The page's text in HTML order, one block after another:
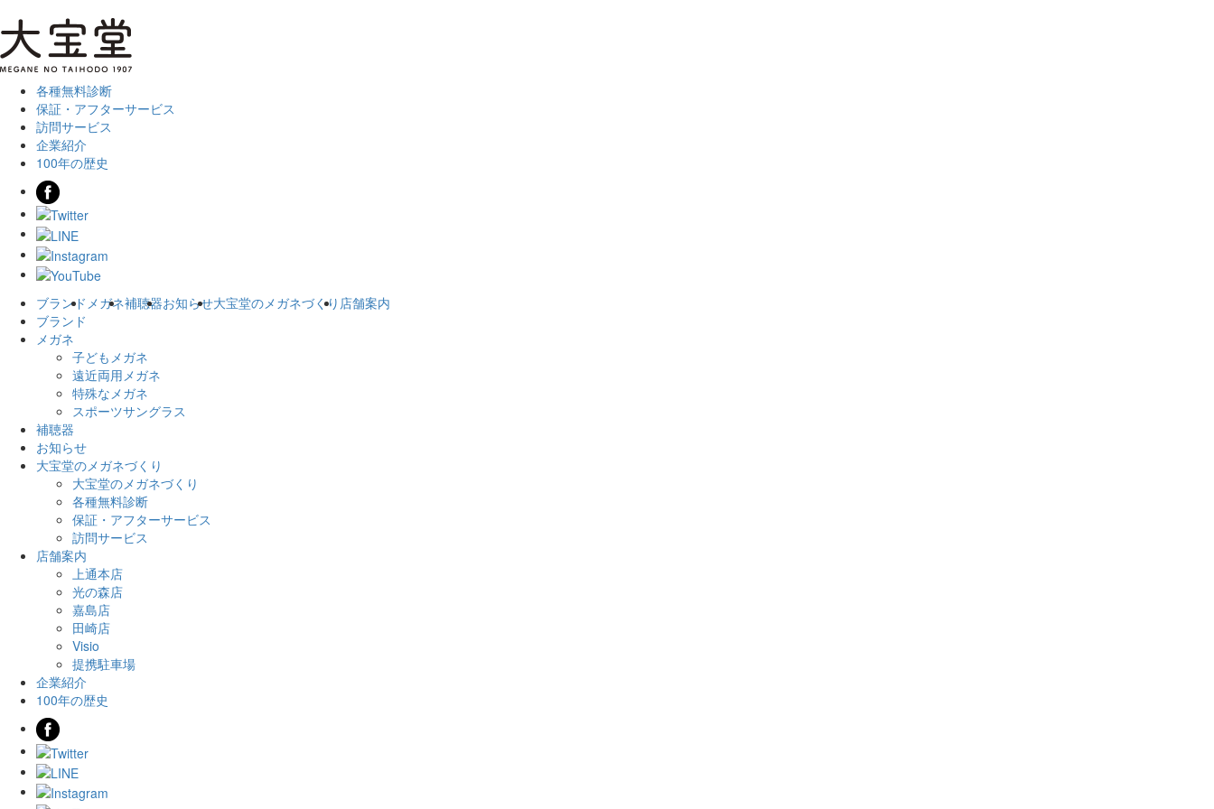
各種無料診断
保証・アフターサービス
訪問サービス
企業紹介
100年の歴史
ブランド メガネ補聴器お知らせ大宝堂のメガネづくり 店舗案内
ブランド
メガネ
子どもメガネ
遠近両用メガネ
特殊なメガネ
スポーツサングラス
補聴器
お知らせ
大宝堂のメガネづくり
大宝堂のメガネづくり
各種無料診断
保証・アフターサービス
訪問サービス
店舗案内
上通本店
光の森店
嘉島店
田崎店
Visio
提携駐車場
企業紹介
100年の歴史